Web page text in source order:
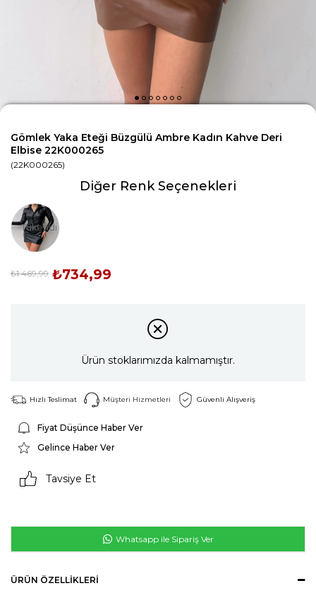
Gömlek Yaka Eteği Büzgülü Ambre Kadın Kahve Deri
Elbise 22K000265
(22K000265)
Diğer Renk Seçenekleri
Tükendi
₺1.469,99 ₺734,99
Ürün stoklarımızda kalmamıştır.
Hızlı Teslimat Müşteri Hizmetleri Güvenli Alışveriş
Fiyat Düşünce Haber Ver
Gelince Haber Ver
Tavsiye Et
Whatsapp ile Sipariş Ver
ÜRÜN ÖZELLIKLERI